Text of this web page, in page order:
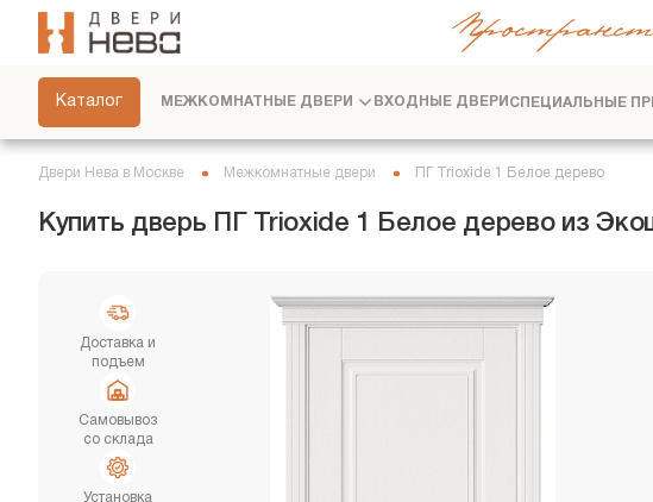
Каталог
СКРЫТЫЕ ДВЕРИ
ДЕКОРАТИВНЫЕ РЕЙКИ
СЕРВИС
МЕЖКОМНАТНЫЕ ДВЕРИ ВХОДНЫЕ ДВЕРИ СПЕЦИАЛЬНЫЕ
Двери Нева в Москве Межкомнатные двери ПГ Trioxide 1 Белое дерево
Купить дверь ПГ Trioxide 1 Белое дерево из
Доставка и
подъем
Самовывоз
со склада
Установка